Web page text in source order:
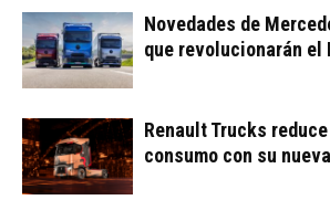
Novedades de
que revolucionarán el
Renault Trucks reduce
consumo con su